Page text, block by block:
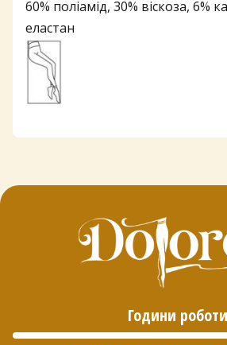
60% поліамід, 30% віскоза, 6%
еластан
Години роботи